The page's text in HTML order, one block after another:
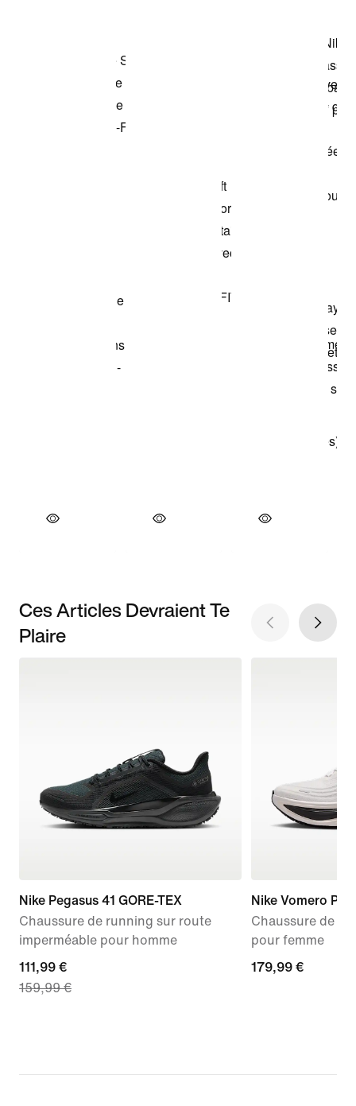
Ces Articles Devraient Te
Plaire
Nike Pegasus 41 GORE-TEX
Chaussure de running sur route
imperméable pour homme
current
price
159,99 €
111,99 €
159,99 €
Nike Vomero Plus
Chaussure de
pour femme
179,99 €
179,99 €